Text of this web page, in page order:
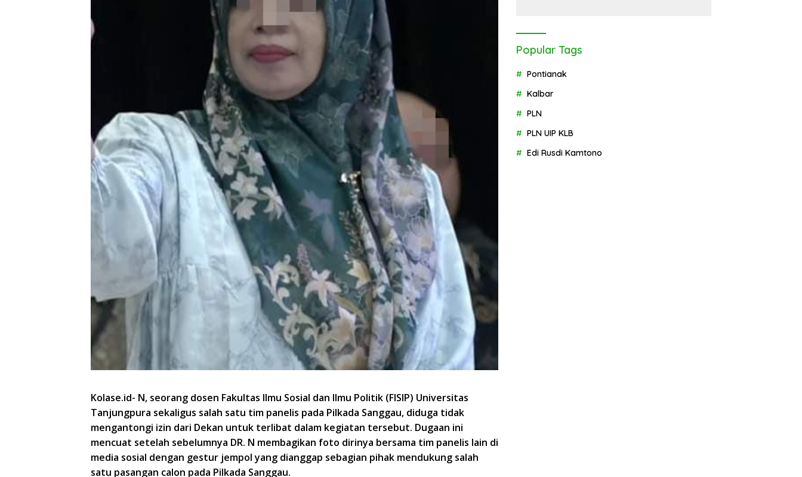
Kolase.id- N, seorang dosen Fakultas Ilmu Sosial dan Ilmu Politik (FISIP) Universitas
Tanjungpura sekaligus salah satu tim panelis pada Pilkada Sanggau, diduga tidak
mengantongi izin dari Dekan untuk terlibat dalam kegiatan tersebut. Dugaan ini
mencuat setelah sebelumnya DR. N membagikan foto dirinya bersama tim panelis lain di
media sosial dengan gestur jempol yang dianggap sebagian pihak mendukung salah
satu pasangan calon pada Pilkada Sanggau.
Popular Tags
Pontianak
Kalbar
PLN
PLN UIP KLB
Edi Rusdi Kamtono